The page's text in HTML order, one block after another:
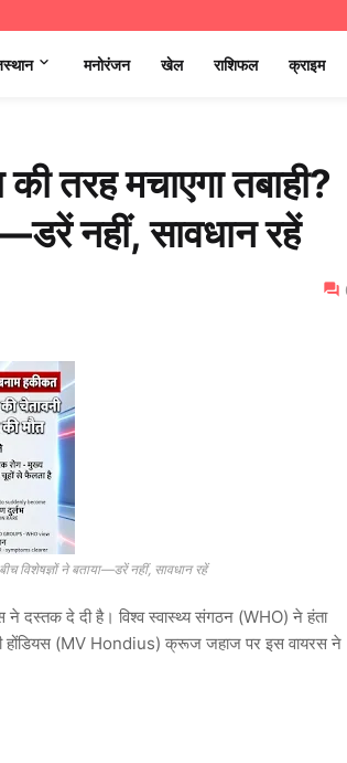
मनोरंजन खेल राशिफल क्राइम
तरह मचाएगा तबाही?
नहीं, सावधान रहें
विशेषज्ञों ने बताया—डरें नहीं, सावधान रहें
ने दस्तक दे दी है। विश्व स्वास्थ्य संगठन (WHO) ने हंता
होंडियस (MV Hondius) क्रूज जहाज पर इस वायरस ने